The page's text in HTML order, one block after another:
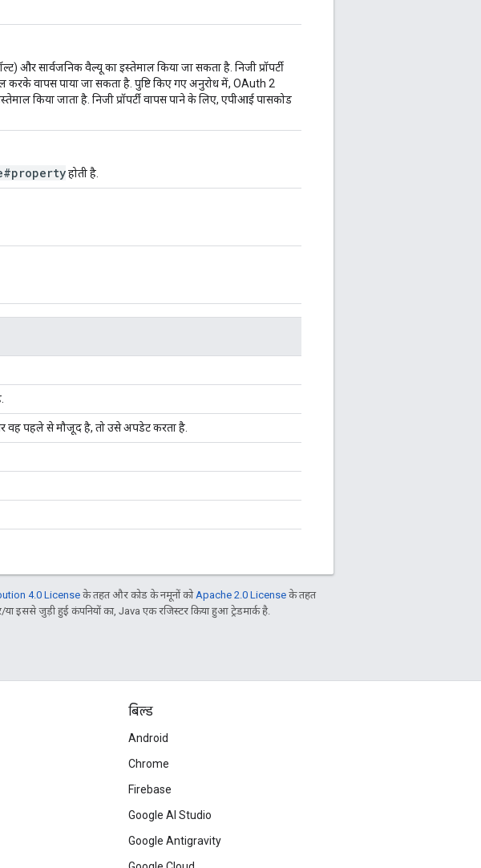
और सार्वजनिक वैल्यू का इस्तेमाल किया जा सकता है. निजी प्रॉपर्टी
करके वापस पाया जा सकता है. पुष्टि किए गए अनुरोध में, OAuth 2
किया जाता है. निजी प्रॉपर्टी वापस पाने के लिए, एपीआई पासकोड
होती है.
वह पहले से मौजूद है, तो उसे अपडेट करता है.
4.0 Licenseके तहत और कोड के नमूनों को Apache 2.0 License के तहत
इससे जुड़ी हुई कंपनियों का, Java एक रजिस्टर किया हुआ ट्रेडमार्क है.
बिल्ड
Android
Chrome
Firebase
Google AI Studio
Google Antigravity